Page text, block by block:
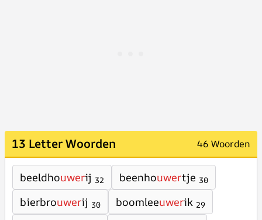
13 Letter Woorden 46 Woorden
beeldhouwerij 32 beenhouwertje 30
bierbrouwerij 30 boomleeuwerik 29